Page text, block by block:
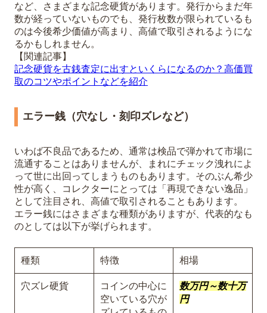
など、さまざまな記念硬貨があります。発行からまだ年
数が経っていないものでも、発行枚数が限られているも
のは今後希少価値が高まり、高値で取引されるようにな
るかもしれません。
【関連記事】
記念硬貨を古銭査定に出すといくらになるのか？高価買
取のコツやポイントなどを紹介
エラー銭（穴なし・刻印ズレなど）
いわば不良品であるため、通常は検品で弾かれて市場に
流通することはありませんが、まれにチェック洩れによ
って世に出回ってしまうものもあります。そのぶん希少
性が高く、コレクターにとっては「再現できない逸品」
として注目され、高値で取引されることもあります。
エラー銭にはさまざまな種類がありますが、代表的なも
のとしては以下が挙げられます。
種類 特徴 相場
穴ズレ硬貨
コインの中心に
空いている穴が
数万円～数十万
円